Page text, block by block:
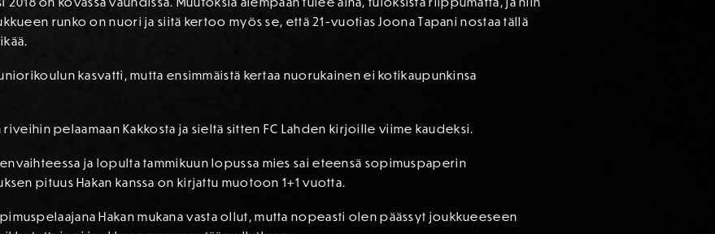
runko on nuori ja siitä kertoo myös se, että 21-vuotias Joona Tapani nostaa tällä
kasvatti, mutta ensimmäistä kertaa nuorukainen ei kotikaupunkinsa
riveihin pelaamaan Kakkosta ja sieltä sitten FC Lahden kirjoille viime kaudeksi.
ja lopulta tammikuun lopussa mies sai eteensä sopimuspaperin
pituus Hakan kanssa on kirjattu muotoon 1+1 vuotta.
Hakan mukana vasta ollut, mutta nopeasti olen päässyt joukkueeseen